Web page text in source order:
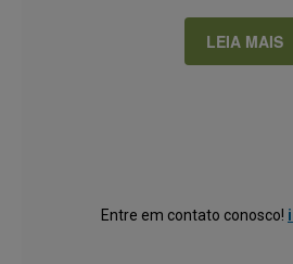
LEIA MAIS
Entre em contato conosco!